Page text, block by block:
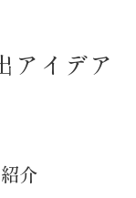
アイデア
介